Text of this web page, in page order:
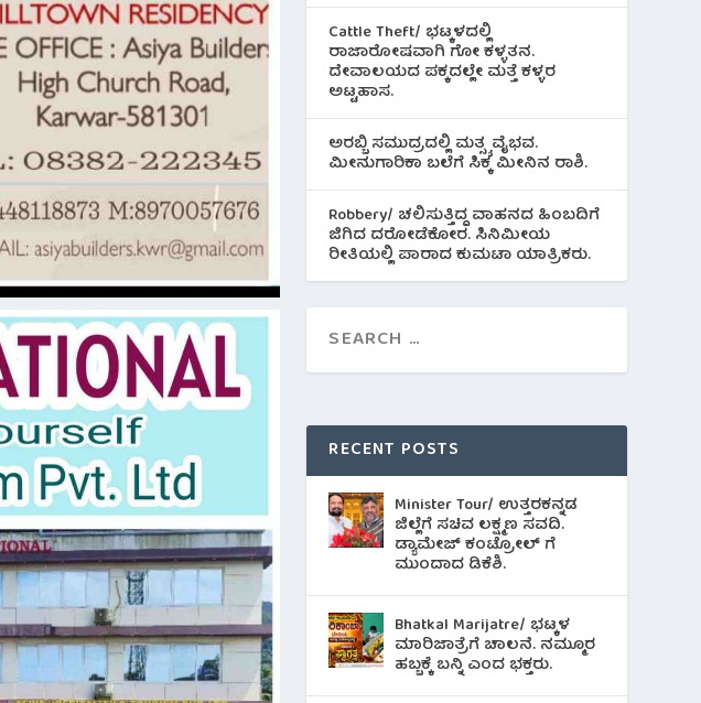
Cattle Theft/ ಭಟ್ಕಳದಲ್ಲಿ
ರಾಜಾರೋಷವಾಗಿ ಗೋ ಕಳ್ಳತನ.
ದೇವಾಲಯದ ಪಕ್ಕದಲ್ಲೇ ಮತ್ತೆ ಕಳ್ಳರ
ಅಟ್ಟಹಾಸ.
ಅರಬ್ಬಿ ಸಮುದ್ರದಲ್ಲಿ ಮತ್ಸ್ಯ ವೈಭವ.
ಮೀನುಗಾರಿಕಾ ಬಲೆಗೆ ಸಿಕ್ಕ ಮೀನಿನ‌ ರಾಶಿ.
Robbery/ ಚಲಿಸುತ್ತಿದ್ದ ವಾಹನದ ಹಿಂಬದಿಗೆ
ಜಿಗಿದ ದರೋಡೆಕೋರ. ಸಿನಿಮೀಯ
ರೀತಿಯಲ್ಲಿ ಪಾರಾದ ಕುಮಟಾ ಯಾತ್ರಿಕರು.
RECENT POSTS
Minister Tour/ ಉತ್ತರಕನ್ನಡ
ಜಿಲ್ಲೆಗೆ ಸಚಿವ ಲಕ್ಷ್ಮಣ ಸವದಿ.
ಡ್ಯಾಮೇಜ್ ಕಂಟ್ರೋಲ್ ಗೆ
ಮುಂದಾದ ಡಿಕೆಶಿ.
Bhatkal Marijatre/ ಭಟ್ಕಳ
ಮಾರಿಜಾತ್ರೆಗೆ ಚಾಲನೆ. ನಮ್ಮೂರ
ಹಬ್ಬಕ್ಕೆ ಬನ್ನಿ ಎಂದ ಭಕ್ತರು.